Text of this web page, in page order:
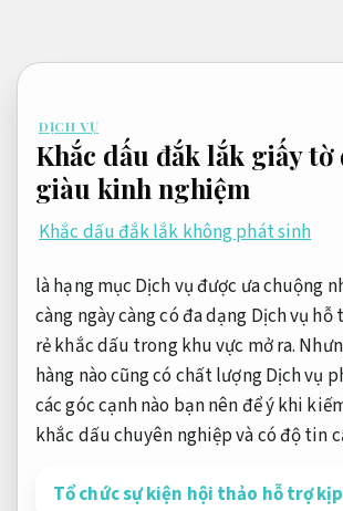
nội
DỊCH VỤ
Khắc dấu đắk lắk giấy tờ
giàu kinh nghiệm
Khắc dấu đắk lắk không phát sinh
là hạng mục Dịch vụ được ưa chuộng
càng ngày càng có đa dạng Dịch vụ hỗ
rẻ khắc dấu trong khu vực mở ra.
hàng nào cũng có chất lượng Dịch vụ
các góc cạnh nào bạn nên để ý khi
khắc dấu chuyên nghiệp và có độ tin
Tổ chức sự kiện hội thảo hỗ trợ